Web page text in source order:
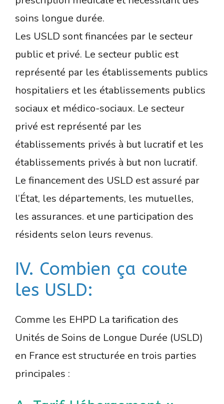
soins longue durée.
Les USLD sont financées par le secteur
public et privé. Le secteur public est
représenté par les établissements publics
hospitaliers et les établissements publics
sociaux et médico-sociaux. Le secteur
privé est représenté par les
établissements privés à but lucratif et les
établissements privés à but non lucratif.
Le financement des USLD est assuré par
l’État, les départements, les mutuelles,
les assurances. et une participation des
résidents selon leurs revenus.
IV. Combien ça coute
les USLD:
Comme les EHPD La tarification des
Unités de Soins de Longue Durée (USLD)
en France est structurée en trois parties
principales :